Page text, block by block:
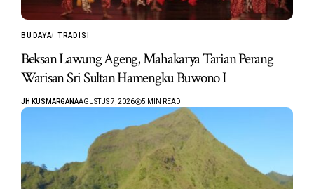
BUDAYA TRADISI
Beksan Lawung Ageng, Mahakarya Tarian Perang
Warisan Sri Sultan Hamengku Buwono I
JH KUSMARGANAAGUSTUS 7, 2026 5 MIN READ